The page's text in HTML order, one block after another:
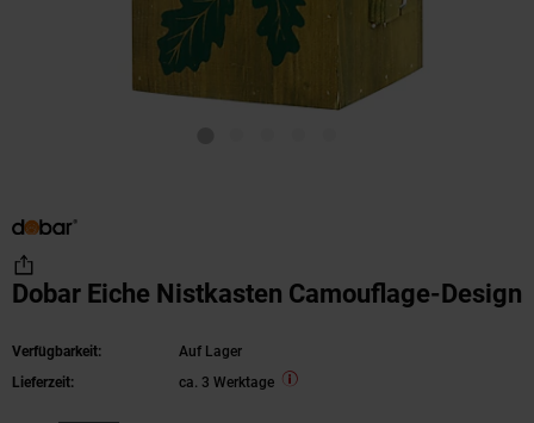
Dobar Eiche Nistkasten Camouflage-Design
Verfügbarkeit:
Auf Lager
Lieferzeit:
ca. 3 Werktage